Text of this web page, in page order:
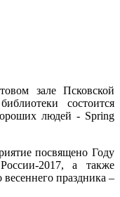
зале Псковской
состоится
людей - Spring
посвящено Году
2017, а также
праздника –